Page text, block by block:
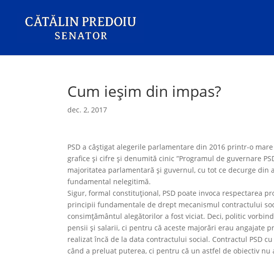
Cum ieşim din impas?
dec. 2, 2017
PSD a câştigat alegerile parlamentare din 2016 printr-o
grafice şi cifre şi denumită cinic ”Programul de guvernare
majoritatea parlamentară şi guvernul, cu tot ce decurge din
fundamental nelegitimă.
Sigur, formal constituţional, PSD poate invoca respectarea
principii fundamentale de drept mecanismul contractului
consimţământul alegătorilor a fost viciat. Deci, politic
pensii şi salarii, ci pentru că aceste majorări erau angajate
realizat încă de la data contractului social. Contractul PSD
când a preluat puterea, ci pentru că un astfel de obiectiv